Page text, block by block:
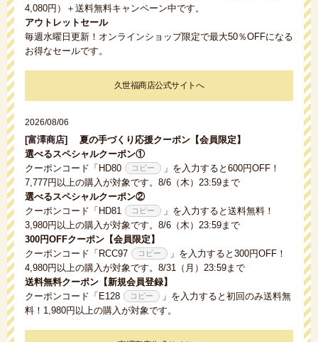
4,080円）＋送料無料キャンペーン中です。
アウトレットセール
毎週水曜日更新！オンラインショップ限定で最大50％OFFになる
お得なセールです。
久世福商店公式サイトへ
2026/08/06
[富澤商店]
夏の手づくり応援クーポン【会員限定】
選べるスペシャルクーポン①
クーポンコード「HD80
」を入力すると600円OFF！
7,777円以上の購入が対象です。8/6（木）23:59まで
選べるスペシャルクーポン②
クーポンコード「HD81
」を入力すると送料無料！
3,980円以上の購入が対象です。8/6（木）23:59まで
300円OFFクーポン【会員限定】
クーポンコード「RCC97
」を入力すると300円OFF！
4,980円以上の購入が対象です。8/31（月）23:59まで
送料無料クーポン【新規会員登録】
クーポンコード「E128
」を入力すると初回のみ送料無
料！1,980円以上の購入が対象です。